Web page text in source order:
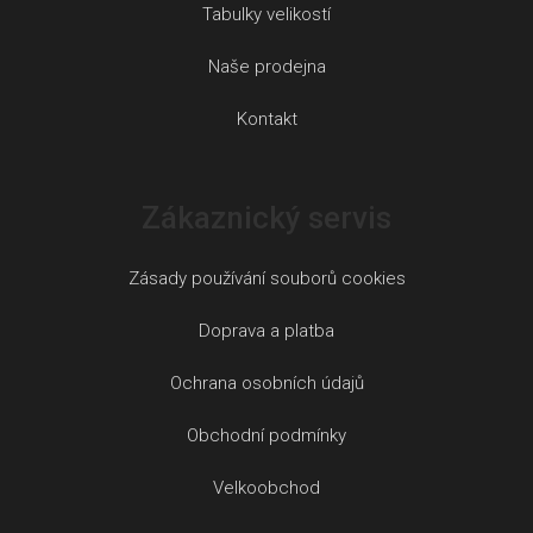
Tabulky velikostí
Naše prodejna
Kontakt
Zásady používání souborů cookies
Doprava a platba
Ochrana osobních údajů
Obchodní podmínky
Velkoobchod